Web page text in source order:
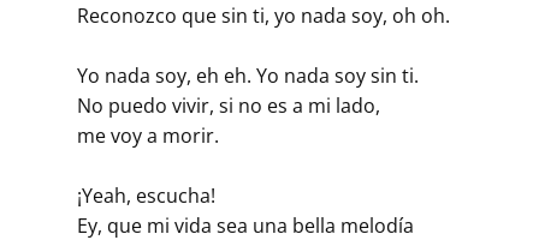
Reconozco que sin ti, yo nada soy, oh oh.
Yo nada soy, eh eh. Yo nada soy sin ti.
No puedo vivir, si no es a mi lado,
me voy a morir.
¡Yeah, escucha!
Ey, que mi vida sea una bella melodía